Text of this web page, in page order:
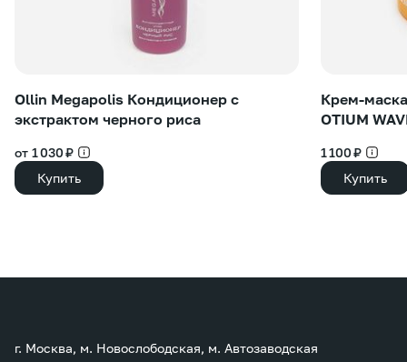
Ollin Megapolis Кондиционер с
экстрактом черного риса
от 1 030 ₽
Купить
Крем-
OTIUM
1 100 ₽
Купить
г. Москва, м. Новослободская, м. Автозаводская